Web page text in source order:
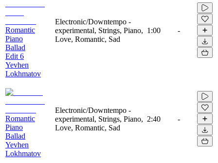
Romantic
Piano
Ballad
Edit 6
Yevhen
Lokhmatov
Electronic/Downtempo -
experimental, Strings, Piano,
Love, Romantic, Sad
1:00 -
Romantic
Piano
Ballad
Yevhen
Lokhmatov
Electronic/Downtempo -
experimental, Strings, Piano,
Love, Romantic, Sad
2:40 -